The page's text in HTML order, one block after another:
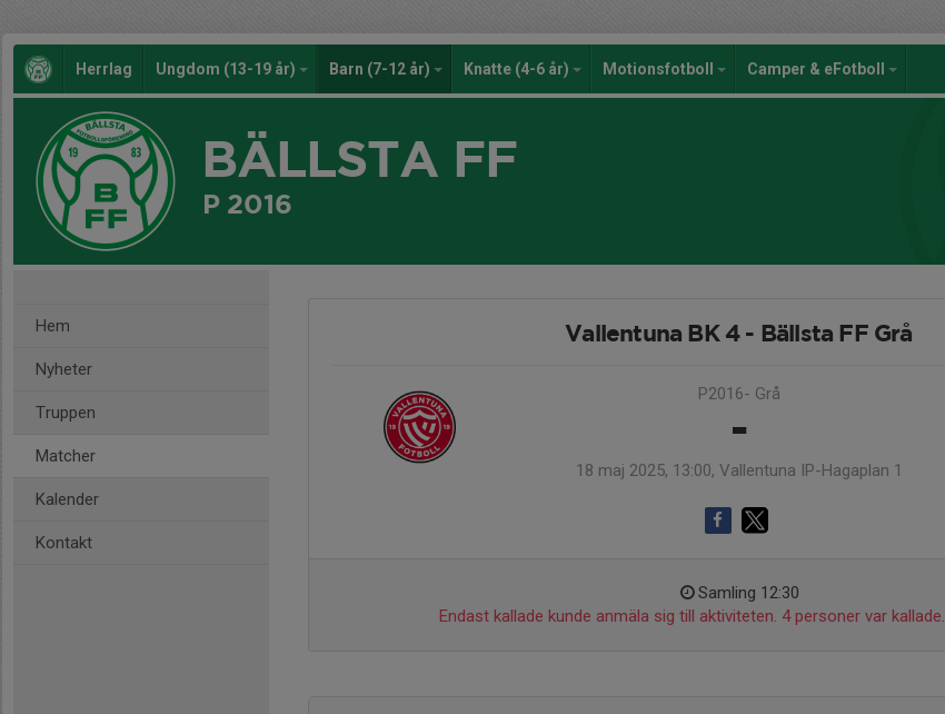
Herrlag Ungdom (13-19 år) Barn (7-12 år) Knatte (4-6 år) Motionsfotboll Camper & eFotboll
BÄLLSTA FF
P 2016
Hem
Nyheter
Truppen
Matcher
Kalender
Kontakt
Vallentuna BK 4 - Bällsta FF Grå
P2016- Grå
-
18 maj 2025, 13:00, Vallentuna IP-Hagaplan 1
Samling 12:30
Endast kallade kunde anmäla sig till aktiviteten. 4 personer var kallade.